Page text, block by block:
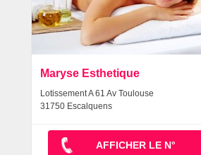
Maryse Esthetique
Lotissement A 61 Av Toulouse
31750 Escalquens
AFFICHER LE N°